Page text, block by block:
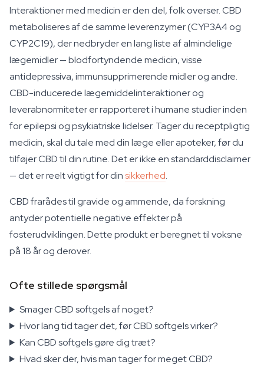
Interaktioner med medicin er den del, folk overser. CBD
metaboliseres af de samme leverenzymer (CYP3A4 og
CYP2C19), der nedbryder en lang liste af almindelige
lægemidler — blodfortyndende medicin, visse
antidepressiva, immunsupprimerende midler og andre.
CBD-inducerede lægemiddelinteraktioner og
leverabnormiteter er rapporteret i humane studier inden
for epilepsi og psykiatriske lidelser. Tager du receptpligtig
medicin, skal du tale med din læge eller apoteker, før du
tilføjer CBD til din rutine. Det er ikke en standarddisclaimer
— det er reelt vigtigt for dinsikkerhed.
CBD frarådes til gravide og ammende, da forskning
antyder potentielle negative effekter på
fosterudviklingen. Dette produkt er beregnet til voksne
på 18 år og derover.
Ofte stillede spørgsmål
Smager CBD softgels af noget?
Hvor lang tid tager det, før CBD softgels virker?
Kan CBD softgels gøre dig træt?
Hvad sker der, hvis man tager for meget CBD?